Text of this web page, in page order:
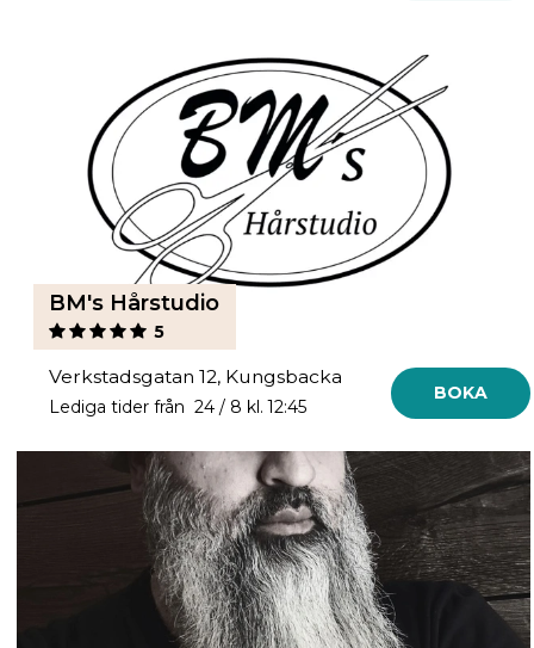
BM's Hårstudio
5
Verkstadsgatan 12, Kungsbacka
Lediga tider från 24 / 8 kl. 12:45
BOKA